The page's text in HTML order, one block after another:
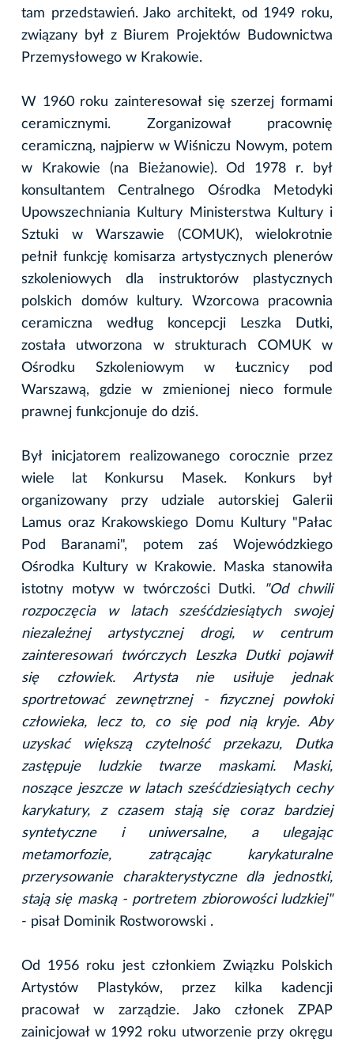
tam przedstawień. Jako architekt, od 1949 roku,
związany był z Biurem Projektów Budownictwa
Przemysłowego w Krakowie.
W 1960 roku zainteresował się szerzej formami
ceramicznymi. Zorganizował pracownię
ceramiczną, najpierw w Wiśniczu Nowym, potem
w Krakowie (na Bieżanowie). Od 1978 r. był
konsultantem Centralnego Ośrodka Metodyki
Upowszechniania Kultury Ministerstwa Kultury i
Sztuki w Warszawie (COMUK), wielokrotnie
pełnił funkcję komisarza artystycznych plenerów
szkoleniowych dla instruktorów plastycznych
polskich domów kultury. Wzorcowa pracownia
ceramiczna według koncepcji Leszka Dutki,
została utworzona w strukturach COMUK w
Ośrodku Szkoleniowym w Łucznicy pod
Warszawą, gdzie w zmienionej nieco formule
prawnej funkcjonuje do dziś.
Był inicjatorem realizowanego corocznie przez
wiele lat Konkursu Masek. Konkurs był
organizowany przy udziale autorskiej Galerii
Lamus oraz Krakowskiego Domu Kultury "Pałac
Pod Baranami", potem zaś Wojewódzkiego
Ośrodka Kultury w Krakowie. Maska stanowiła
istotny motyw w twórczości Dutki.
"Od chwili
rozpoczęcia w latach sześćdziesiątych swojej
niezależnej artystycznej drogi, w centrum
zainteresowań twórczych Leszka Dutki pojawił
się człowiek. Artysta nie usiłuje jednak
sportretować zewnętrznej - fizycznej powłoki
człowieka, lecz to, co się pod nią kryje. Aby
uzyskać większą czytelność przekazu, Dutka
zastępuje ludzkie twarze maskami. Maski,
noszące jeszcze w latach sześćdziesiątych cechy
karykatury, z czasem stają się coraz bardziej
syntetyczne i uniwersalne, a ulegając
metamorfozie, zatrącając karykaturalne
przerysowanie charakterystyczne dla jednostki,
stają się maską - portretem zbiorowości ludzkiej"
- pisał Dominik Rostworowski .
Od 1956 roku jest członkiem Związku Polskich
Artystów Plastyków, przez kilka kadencji
pracował w zarządzie. Jako członek ZPAP
zainicjował w 1992 roku utworzenie przy okręgu